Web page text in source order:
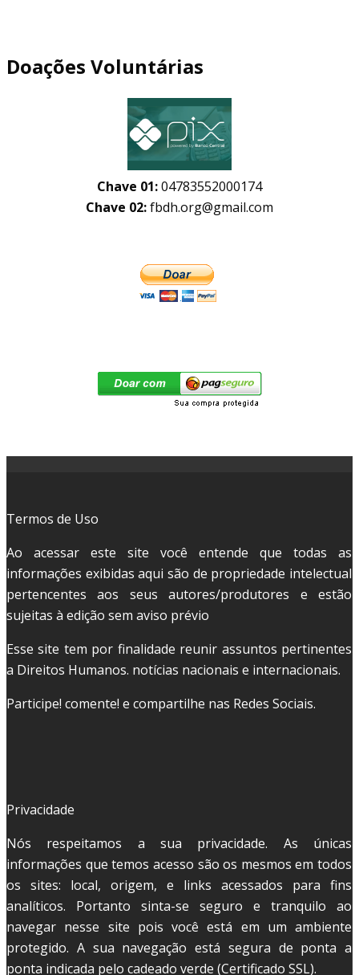
Doações Voluntárias
Chave 01:04783552000174
Chave 02:fbdh.org@gmail.com
Termos de Uso
Ao acessar este site você entende que todas as
informações exibidas aqui são de propriedade intelectual
pertencentes aos seus autores/produtores e estão
sujeitas à edição sem aviso prévio
Esse site tem por finalidade reunir assuntos pertinentes
a Direitos Humanos. notícias nacionais e internacionais.
Participe! comente! e compartilhe nas Redes Sociais.
Privacidade
Nós respeitamos a sua privacidade. As únicas
informações que temos acesso são os mesmos em todos
os sites: local, origem, e links acessados para fins
analíticos. Portanto sinta-se seguro e tranquilo ao
navegar nesse site pois você está em um ambiente
protegido. A sua navegação está segura de ponta a
ponta indicada pelo cadeado verde (Certificado SSL).